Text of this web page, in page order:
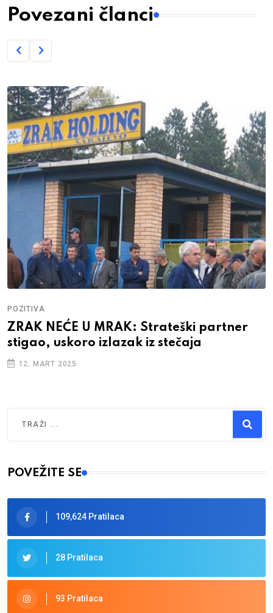
Povezani članci
POZITIVA
ZRAK NEĆE U MRAK: Strateški partner
stigao, uskoro izlazak iz stečaja
12. MART 2025.
Type 2 or more characters for results.
POVEŽITE SE
109,624 Pratilaca
28 Pratilaca
93 Pratilaca